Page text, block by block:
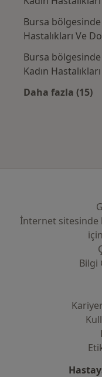
Bursa
Hastalıkları Ve
Bursa
Kadın
Daha fazla (15)
İnternet sitesinde
Bilgi
Kariyer